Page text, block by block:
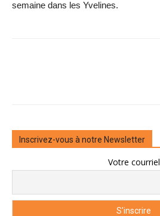
semaine dans les Yvelines.
Inscrivez-vous à notre Newsletter
Votre courriel